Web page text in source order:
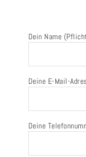
Dein Name
Deine E-Mail-
Deine